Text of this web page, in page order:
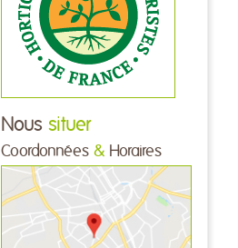
Nous situer
Coordonnées & Horaires